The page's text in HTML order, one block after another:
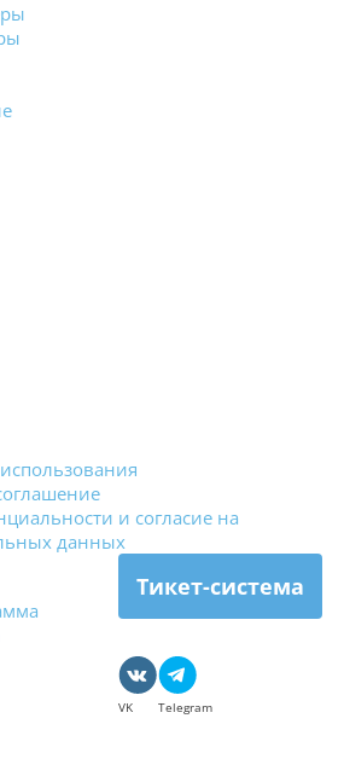
и согласие на
данных
Тикет-система
VK Telegram